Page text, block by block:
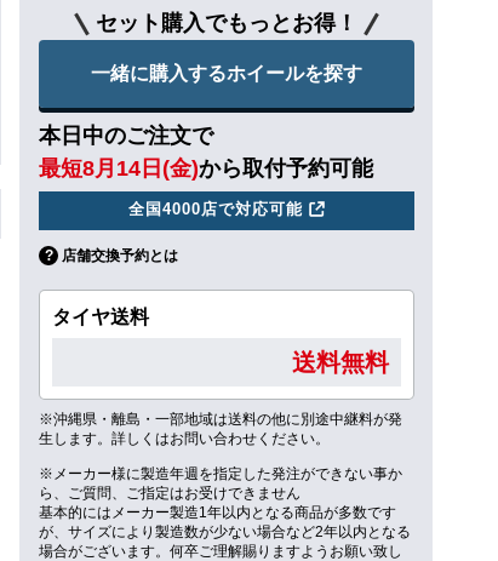
セット購入でもっとお得！
一緒に購入するホイールを探す
本日中のご注文で
最短8月14日(金)から取付予約可能
全国4000店で対応可能
店舗交換予約とは
タイヤ送料
送料無料
※沖縄県・離島・一部地域は送料の他に別途中継料が発
生します。詳しくはお問い合わせください。
※メーカー様に製造年週を指定した発注ができない事か
ら、ご質問、ご指定はお受けできません
基本的にはメーカー製造1年以内となる商品が多数です
が、サイズにより製造数が少ない場合など2年以内となる
場合がございます。何卒ご理解賜りますようお願い致し